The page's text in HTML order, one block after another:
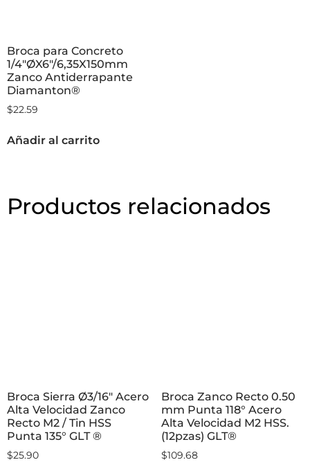
Broca para Concreto
1/4″ØX6″/6,35X150mm
Zanco Antiderrapante
Diamanton®
$22.59
Añadir al carrito
Productos relacionados
Broca Sierra Ø3/16″ Acero
Alta Velocidad Zanco
Recto M2 / Tin HSS
Punta 135° GLT ®
$25.90
Broca Zanco Recto 0.50
mm Punta 118° Acero
Alta Velocidad M2 HSS.
(12pzas) GLT®
$109.68